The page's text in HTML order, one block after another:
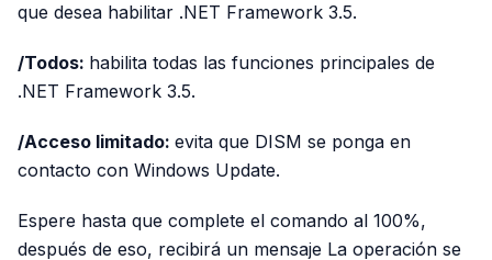
que desea habilitar .NET Framework 3.5.
/Todos: habilita todas las funciones principales de
.NET Framework 3.5.
/Acceso limitado: evita que DISM se ponga en
contacto con Windows Update.
Espere hasta que complete el comando al 100%,
después de eso, recibirá un mensaje La operación se